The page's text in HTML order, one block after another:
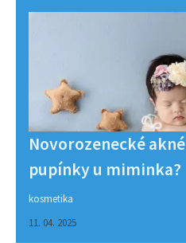
Novorozenecké
pupínky u miminka?
kosmetika
11. 04. 2025